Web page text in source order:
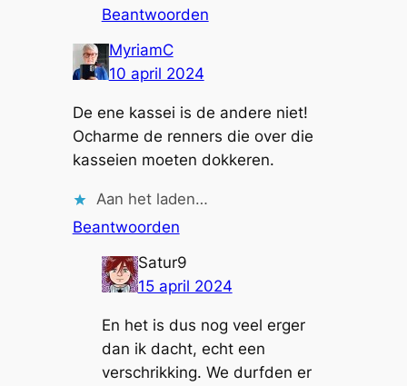
Beantwoorden
MyriamC
10 april 2024
De ene kassei is de andere niet!
Ocharme de renners die over die
kasseien moeten dokkeren.
Aan het laden…
Beantwoorden
Satur9
15 april 2024
En het is dus nog veel erger
dan ik dacht, echt een
verschrikking. We durfden er